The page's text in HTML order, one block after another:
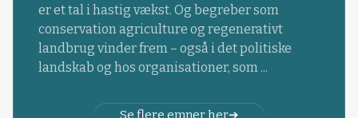
er et tal i hastig vækst. Og begreber som
conservation agriculture og regenerativt
landbrug vinder frem – også i det politiske
landskab og hos organisationer, som ...